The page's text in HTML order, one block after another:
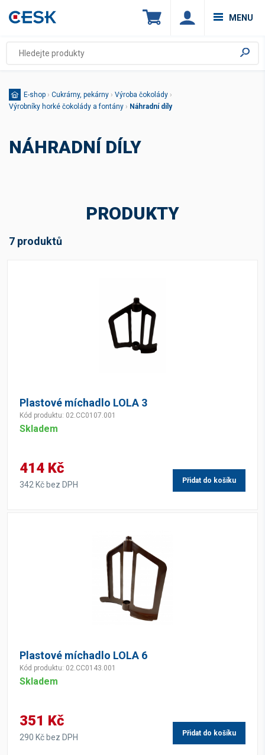
MENU
E-shop › Cukrárny, pekárny › Výroba čokolády ›
Výrobníky horké čokolády a fontány › Náhradní díly
NÁHRADNÍ DÍLY
PRODUKTY
7 produktů
Plastové míchadlo LOLA 3
Kód produktu: 02.CC0107.001
Skladem
414 Kč
342 Kč bez DPH Přidat do košíku
Plastové míchadlo LOLA 6
Kód produktu: 02.CC0143.001
Skladem
351 Kč
290 Kč bez DPH Přidat do košíku